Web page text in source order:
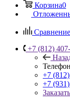
Корзина0
+7 (812)
+7
+7